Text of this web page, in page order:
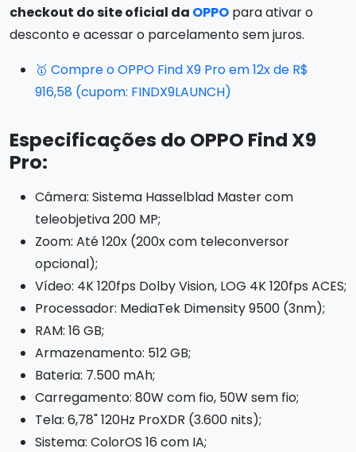
checkout do site oficial da OPPO para ativar o
desconto e acessar o parcelamento sem juros.
🥇 Compre o OPPO Find X9 Pro em 12x de R$
916,58 (cupom: FINDX9LAUNCH)
Especificações do OPPO Find X9
Pro:
Câmera: Sistema Hasselblad Master com
teleobjetiva 200 MP;
Zoom: Até 120x (200x com teleconversor
opcional);
Vídeo: 4K 120fps Dolby Vision, LOG 4K 120fps ACES;
Processador: MediaTek Dimensity 9500 (3nm);
RAM: 16 GB;
Armazenamento: 512 GB;
Bateria: 7.500 mAh;
Carregamento: 80W com fio, 50W sem fio;
Tela: 6,78" 120Hz ProXDR (3.600 nits);
Sistema: ColorOS 16 com IA;